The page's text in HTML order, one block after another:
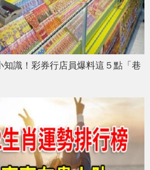
知識！彩券行店員爆料這５點「巷